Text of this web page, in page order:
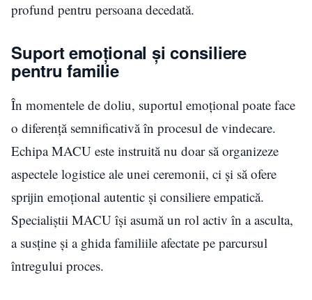
profund pentru persoana decedată.
Suport emoțional și consiliere
pentru familie
În momentele de doliu, suportul emoțional poate face
o diferență semnificativă în procesul de vindecare.
Echipa MACU este instruită nu doar să organizeze
aspectele logistice ale unei ceremonii, ci și să ofere
sprijin emoțional autentic și consiliere empatică.
Specialiștii MACU își asumă un rol activ în a asculta,
a susține și a ghida familiile afectate pe parcursul
întregului proces.